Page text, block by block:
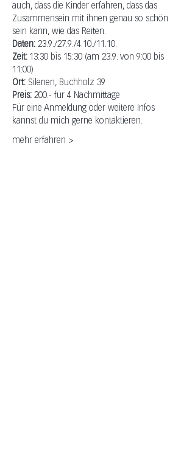
auch, dass die Kinder erfahren, dass das
Zusammensein mit ihnen genau so schön
sein kann, wie das Reiten.
Daten: 23.9./27.9./4.10./11.10.
Zeit: 13:30 bis 15:30 (am 23.9. von 9:00 bis
11:00)
Ort: Silenen, Buchholz 39
Preis: 200.- für 4 Nachmittage
Für eine Anmeldung oder weitere Infos
kannst du mich gerne kontaktieren.
mehr erfahren >